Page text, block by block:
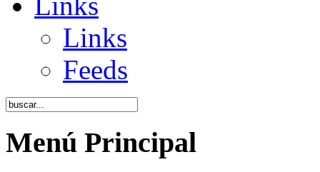
Links
Feeds
Menú Principal